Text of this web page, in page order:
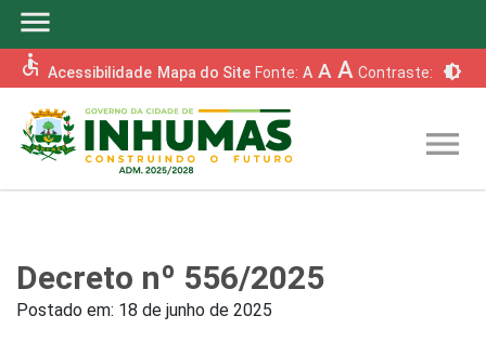
menu
accessible Acessibilidade Mapa do Site Fonte: A A A Contraste: brightness_6
menu
Decreto nº 556/2025
Postado em: 18 de junho de 2025